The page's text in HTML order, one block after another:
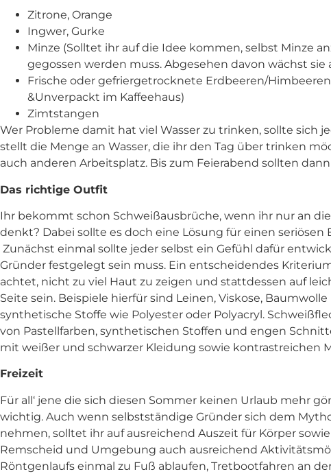
Zitrone, Orange
Ingwer, Gurke
Minze (Solltet ihr auf die Idee kommen, selbst Minze
gegossen werden muss. Abgesehen davon wächst sie
Frische oder gefriergetrocknete Erdbeeren/
&Unverpackt im Kaffeehaus)
Zimtstangen
Wer Probleme damit hat viel Wasser zu trinken, sollte sich
stellt die Menge an Wasser, die ihr den Tag über trinken
auch anderen Arbeitsplatz. Bis zum Feierabend sollten
Das richtige Outfit
Ihr bekommt schon Schweißausbrüche, wenn ihr nur an
denkt? Dabei sollte es doch eine Lösung für einen
Zunächst einmal sollte jeder selbst ein Gefühl dafür
Gründer festgelegt sein muss. Ein entscheidendes
achtet, nicht zu viel Haut zu zeigen und stattdessen auf
Seite sein. Beispiele hierfür sind Leinen, Viskose,
synthetische Stoffe wie Polyester oder Polyacryl.
von Pastellfarben, synthetischen Stoffen und engen
mit weißer und schwarzer Kleidung sowie kontrastreichen
Freizeit
Für all‘ jene die sich diesen Sommer keinen Urlaub mehr
wichtig. Auch wenn selbstständige Gründer sich dem
nehmen, solltet ihr auf ausreichend Auszeit für Körper
Remscheid und Umgebung auch ausreichend
Röntgenlaufs einmal zu Fuß ablaufen, Tretbootfahren an